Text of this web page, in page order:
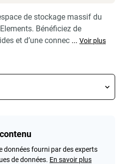
de stockage massif du
Bénéficiez de
et d’une connec ... Voir plus
données fourni par des experts
de données. En savoir plus